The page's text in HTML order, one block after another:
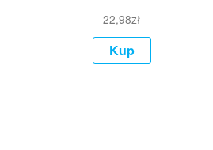
22,98zł
Kup